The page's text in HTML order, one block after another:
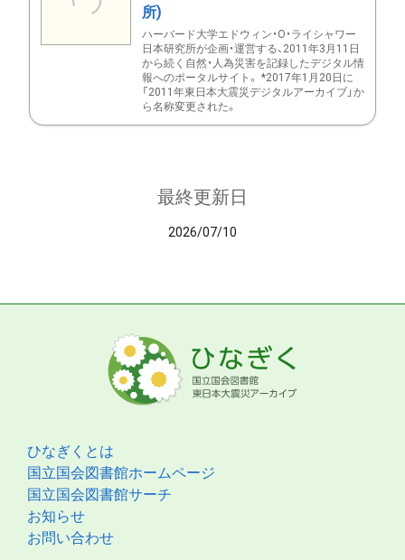
所)
ハーバード大学エドウィン・O・ライシャワー
日本研究所が企画・運営する、2011年3月11日
から続く自然・人為災害を記録したデジタル情
報へのポータルサイト。 *2017年1月20日に
「2011年東日本大震災デジタルアーカイブ」か
ら名称変更された。
最終更新日
2026/07/10
ひなぎくとは
国立国会図書館ホームページ
国立国会図書館サーチ
お知らせ
お問い合わせ